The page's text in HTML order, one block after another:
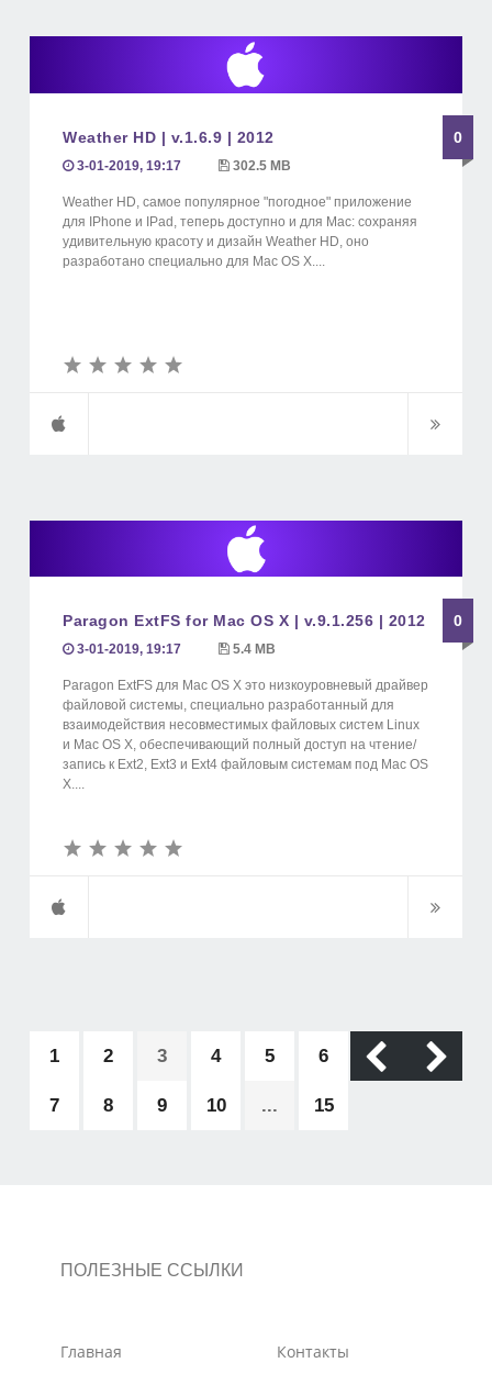
Weather HD | v.1.6.9 | 2012 0
3-01-2019, 19:17 302.5 MB
Weather HD, самое популярное "погодное" приложение
для IPhone и IPad, теперь доступно и для Mac: сохраняя
удивительную красоту и дизайн Weather HD, оно
разработано специально для Mac OS X....
Paragon ExtFS for Mac OS X | v.9.1.256 | 2012 0
3-01-2019, 19:17 5.4 MB
Paragon ExtFS для Mac OS X это низкоуровневый драйвер
файловой системы, специально разработанный для
взаимодействия несовместимых файловых систем Linux
и Mac OS X, обеспечивающий полный доступ на чтение/
запись к Ext2, Ext3 и Ext4 файловым системам под Mac OS
X....
1 2 3 4 5 6
7 8 9 10 ... 15
ПОЛЕЗНЫЕ ССЫЛКИ
Главная
Контакты